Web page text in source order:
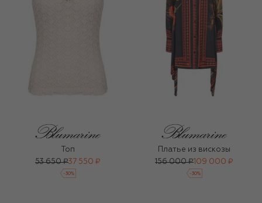
Топ
53 650 ₽37 550 ₽
-30%
Платье из вискозы
156 000 ₽ 109 000 ₽
-30%